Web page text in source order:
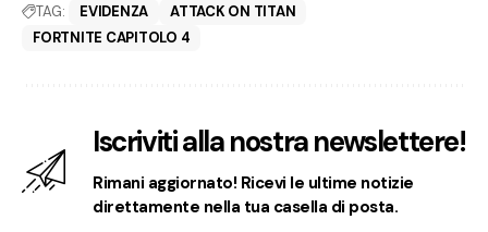
TAG: EVIDENZA
ATTACK ON TITAN
FORTNITE CAPITOLO 4
Iscriviti alla nostra newslettere!
Rimani aggiornato! Ricevi le ultime notizie
direttamente nella tua casella di posta.